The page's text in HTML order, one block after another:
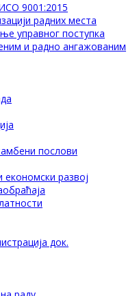
9001:2015
радних места
управног поступка
и радно ангажованим
послови
економски развој
док.